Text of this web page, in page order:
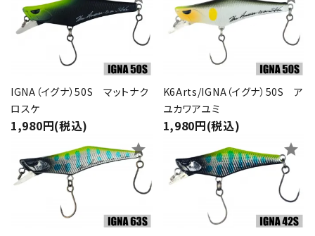
IGNA（イグナ）50S マットナク
ロスケ
1,980円(税込)
K6Arts/IGNA（イグナ）50S ア
ユカワアユミ
1,980円(税込)
star star